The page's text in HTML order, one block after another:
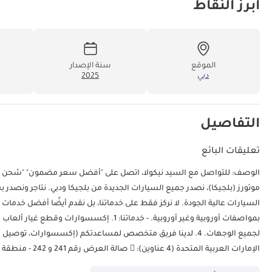
أبرز النقاط
الموقع
دبي
سنة الإصدار
2025
التفاصيل
تعليقات البائع
الوصف: للتواصل مع السيد نيكولا،
موتورز (بلجيكا)، نصدر جميع السيارات الجديدة من بلجيكا ودبي. نتاجر
السيارات عالية الجودة. لا نركز فقط على خدماتنا، بل نقدم أيضًا أفضل
لجميع الوجهات. 4. لدينا فريق متخصص لمساعدتكم (إكسسوارات،